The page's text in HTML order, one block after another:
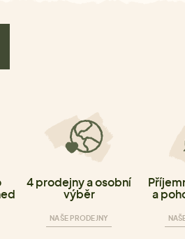
4 prodejny a osobní
výběr
NAŠE PRODEJNY
a